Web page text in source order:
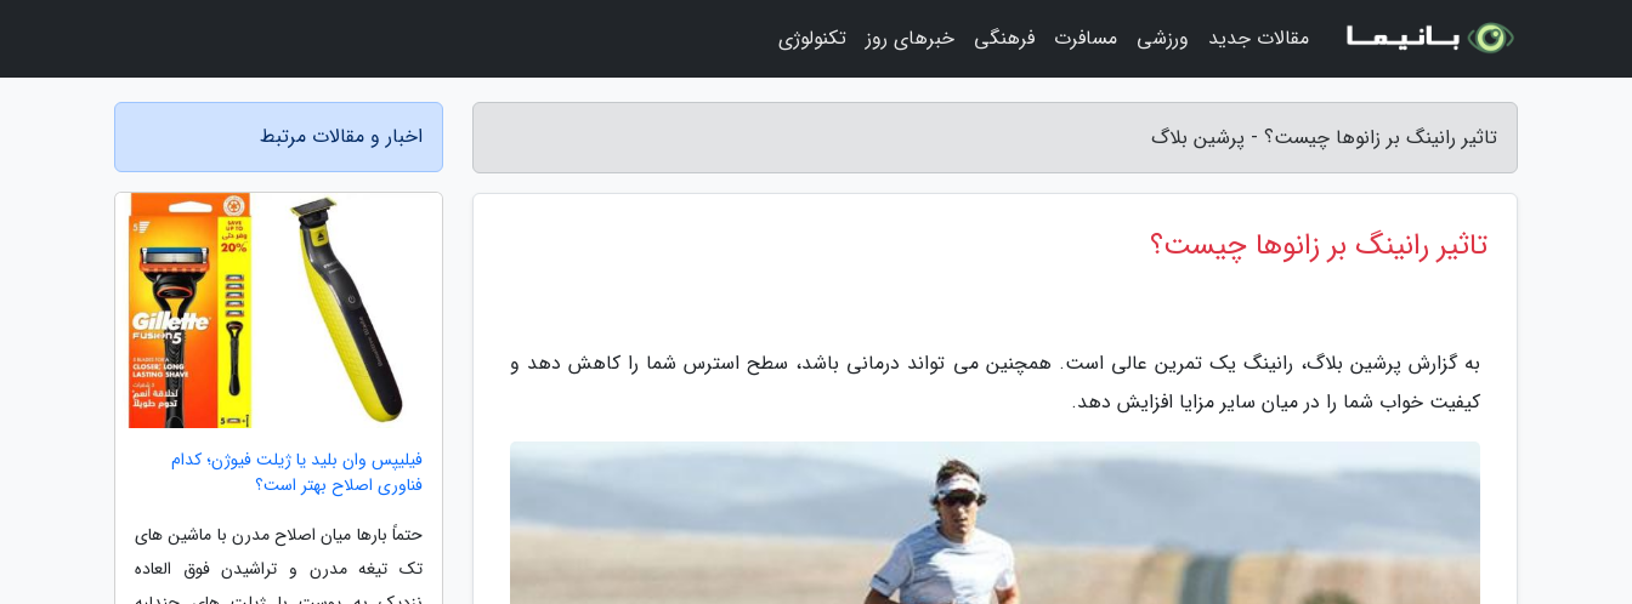
تاثیر رانینگ بر زانوها چیست؟ - پرشین بلاگ
تاثیر رانینگ بر زانوها چیست؟
به گزارش پرشین بلاگ، رانینگ یک تمرین عالی است. همچنین می تواند درمانی باشد، سطح استرس شما را کاهش دهد و
کیفیت خواب شما را در میان سایر مزایا افزایش دهد.
اخبار و مقالات مرتبط
فیلیپس وان بلید یا ژیلت فیوژن؛ کدام
فناوری اصلاح بهتر است؟
حتماً بارها میان اصلاح مدرن با ماشین های
تک تیغه مدرن و تراشیدن فوق العاده
مقالات جدید ورزشی مسافرت فرهنگی خبرهای روز تکنولوژی